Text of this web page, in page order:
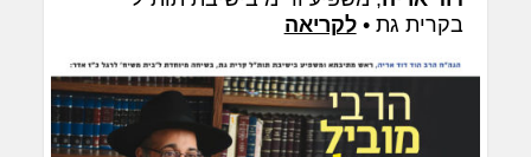
בקרית גת •לקריאה